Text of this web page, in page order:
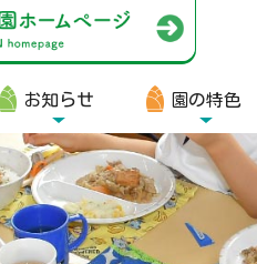
お知らせ 園の特色
け
ダウンロード